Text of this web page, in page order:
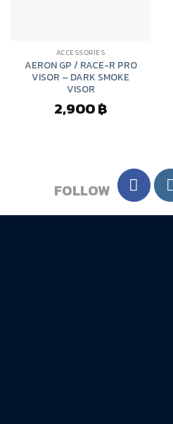
ACCESSORIES
AERON GP / RACE-R PRO
VISOR – DARK SMOKE
VISOR
2,900฿
FOLLOW